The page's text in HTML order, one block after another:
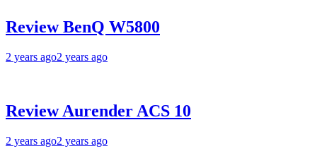
Review BenQ W5800
2 years ago2 years ago
Review Aurender ACS 10
2 years ago2 years ago